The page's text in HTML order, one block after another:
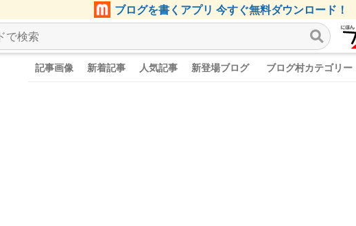
ブログを書くアプリ 今すぐ無料ダウンロード！
記事画像 新着記事 人気記事 新登場ブログ ブログ村カテゴリー